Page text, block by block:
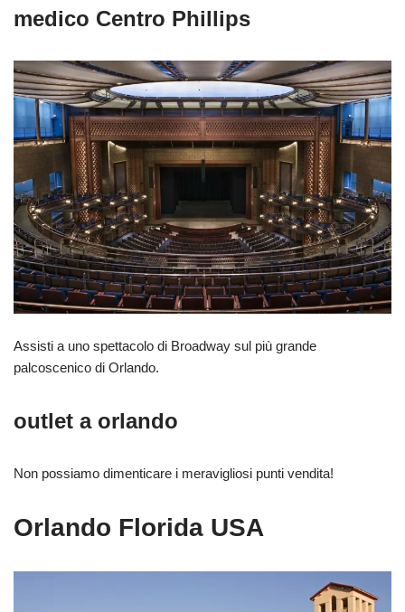
medico Centro Phillips
Assisti a uno spettacolo di Broadway sul più grande
palcoscenico di Orlando.
outlet a orlando
Non possiamo dimenticare i meravigliosi punti vendita!
Orlando Florida USA